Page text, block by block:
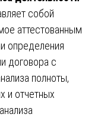
собой
аттестованным
определения
договора с
полноты,
и отчетных